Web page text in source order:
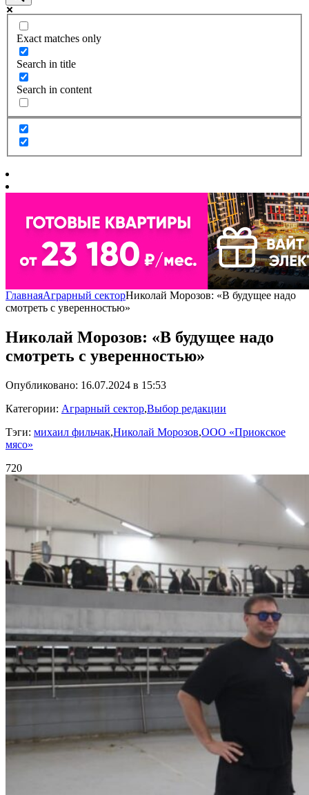
Exact matches only
Search in title
Search in content
ГлавнаяАграрный секторНиколай Морозов: «В будущее надо
смотреть с уверенностью»
Николай Морозов: «В будущее надо
смотреть с уверенностью»
Опубликовано: 16.07.2024 в 15:53
Категории: Аграрный сектор,Выбор редакции
Тэги: михаил фильчак,Николай Морозов,ООО «Приокское
мясо»
720